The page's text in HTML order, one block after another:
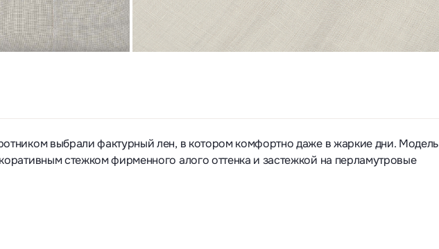
выбрали фактурный лен, в котором комфортно даже в жаркие дни. Модель
стежком фирменного алого оттенка и застежкой на перламутровые